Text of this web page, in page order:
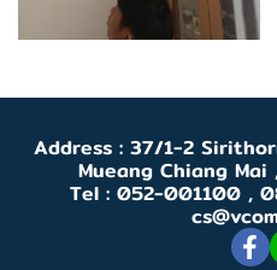
Address : 37/1-2
Mueang Chiang
Tel : 052-001100 ,